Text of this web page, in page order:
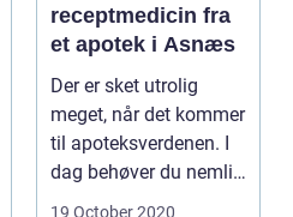
receptmedicin fra
et apotek i Asnæs
Der er sket utrolig
meget, når det kommer
til apoteksverdenen. I
dag behøver du nemlig
ikke længere ...
19 October 2020